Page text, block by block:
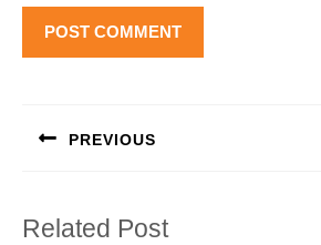
PREVIOUS
Related Post